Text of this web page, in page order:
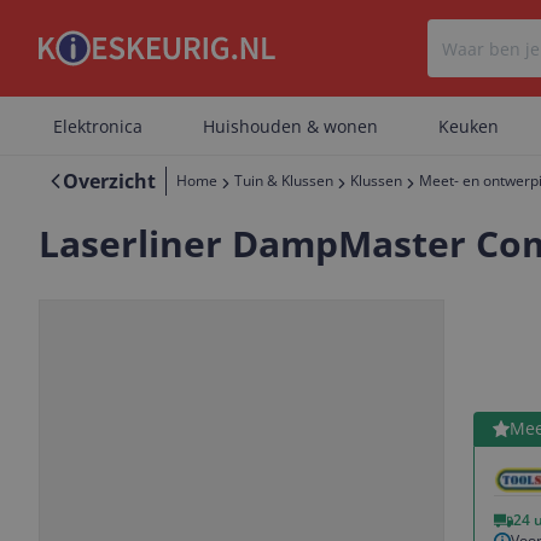
Elektronica Huishouden & wonen Keuken
Overzicht Home Tuin & Klussen Klussen Meet- en
Laserliner DampMaster
24
Bekijk